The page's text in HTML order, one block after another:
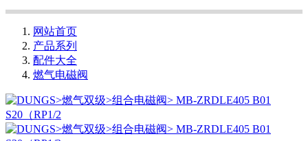
网站首页
产品系列
配件大全
燃气电磁阀